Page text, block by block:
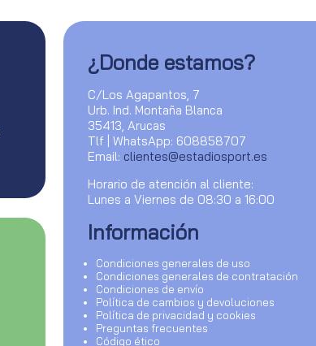
¿Donde estamos?
C/Los Agapantos, 7
Urb. Ind. Montaña Blanca
35413, Arucas
Tlf | WhatsApp: 608858707
Email: clientes@estadiosport.es
Horario de atención al cliente:
Lunes a Viernes de 08:30 a 16:00
Información
Condiciones generales de uso
Condiciones generales de contratación
Condiciones de envío
Política de cambios y devoluciones
Política de privacidad y cookies
Preguntas frecuentes
Código ético